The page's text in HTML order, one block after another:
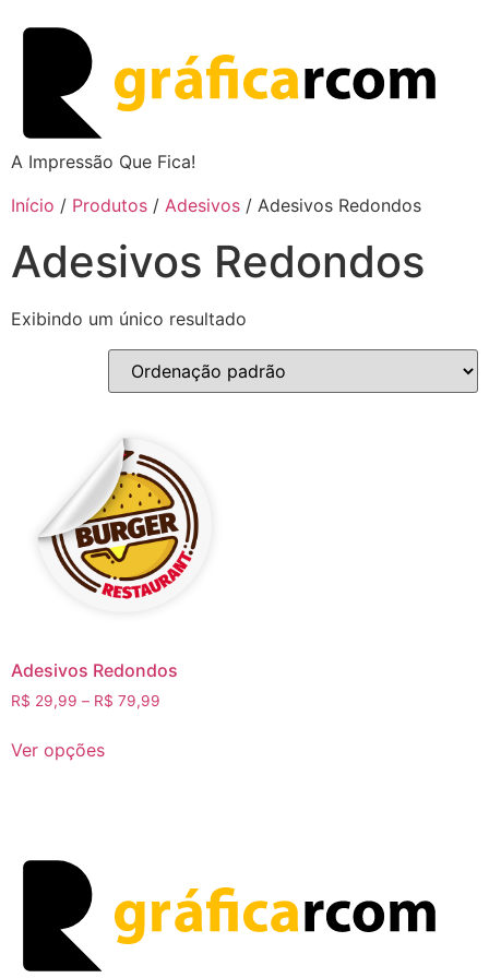
A Impressão Que Fica!
Início / Produtos / Adesivos / Adesivos Redondos
Adesivos Redondos
Exibindo um único resultado
Adesivos Redondos
R$ 29,99 – R$ 79,99
Ver opções